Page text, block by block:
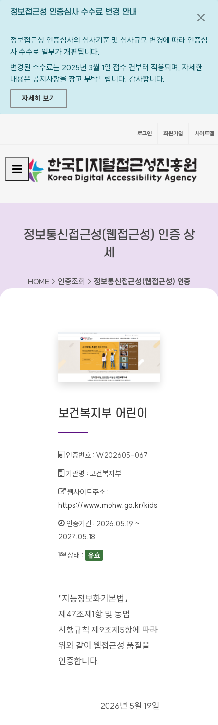
정보접근성 인증심사 수수료 변경 안내
정보접근성 인증심사의 심사기준 및 심사규모 변경에 따라 인증심
사 수수료 일부가 개편됩니다.
변경된 수수료는 2025년 3월 1일 접수 건부터 적용되며, 자세한
내용은 공지사항을 참고 부탁드립니다. 감사합니다.
자세히 보기
공지
로그인 회원가입 사이트맵
정보통신접근성(웹접근성) 인증 상
세
HOME > 인증조회 > 정보통신접근성(웹접근성) 인증
보건복지부 어린이
인증번호 : W202605-067
기관명 : 보건복지부
웹사이트주소 :
https://www.mohw.go.kr/kids
인증기간 : 2026.05.19 ~
2027.05.18
상태 : 유효
「지능정보화기본법」
제47조제1항 및 동법
시행규칙 제9조제5항에 따라
위와 같이 웹접근성 품질을
인증합니다.
2026년 5월 19일